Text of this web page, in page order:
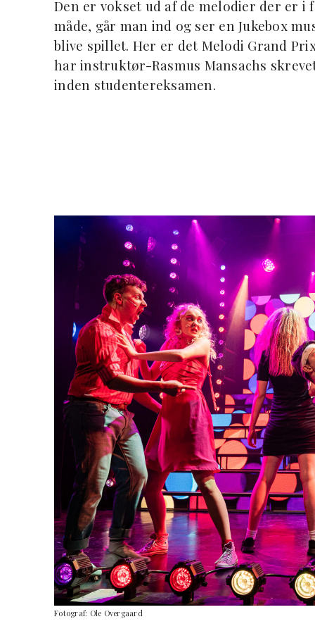
Den er vokset ud af de melodier der er i
måde, går man ind og ser en Jukebox
blive spillet. Her er det Melodi Grand
har instruktør-Rasmus Mansachs
inden studentereksamen.
Fotograf: Ole Overgaard